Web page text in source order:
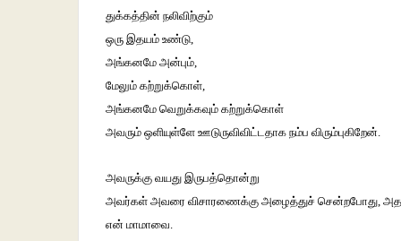
துக்கத்தின் நலிவிற்கும்
ஒரு இதயம் உண்டு,
அங்கனமே அன்பும்,
மேலும் கற்றுக்கொள்,
அங்கனமே வெறுக்கவும் கற்றுக்கொள்
அவரும் ஒளியுள்ளே ஊடுருவிவிட்டதாக நம்ப விரும்புகிறேன்.
அவருக்கு வயது இருபத்தொன்று
அவர்கள் அவரை விசாரணைக்கு அழைத்துச் சென்றபோது,
என் மாமாவை.